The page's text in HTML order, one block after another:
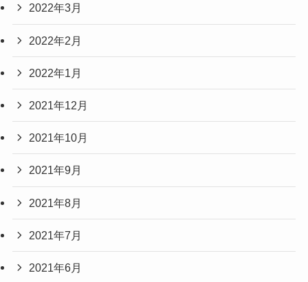
2022年3月
2022年2月
2022年1月
2021年12月
2021年10月
2021年9月
2021年8月
2021年7月
2021年6月